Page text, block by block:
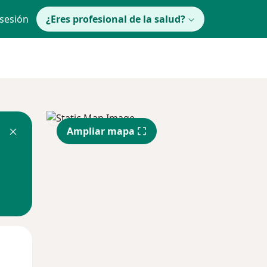
¿Eres profesional de la salud?
Ampliar mapa